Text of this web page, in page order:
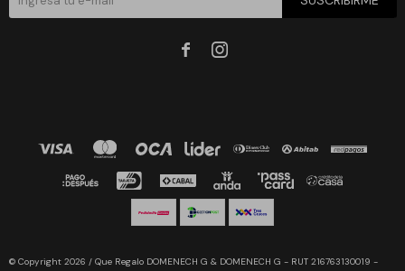
 
© Copyright 2026 / Que Regalo DOMENECH G & DOMENECH G - RUT 216763130019 -